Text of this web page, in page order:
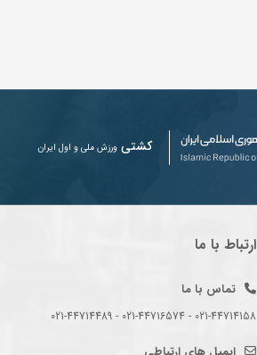
کشتی ورزش ملی و اول ایران
ارتباط با ما
تماس با ما
021-44714158 - 021-44716574 - 021-44714489